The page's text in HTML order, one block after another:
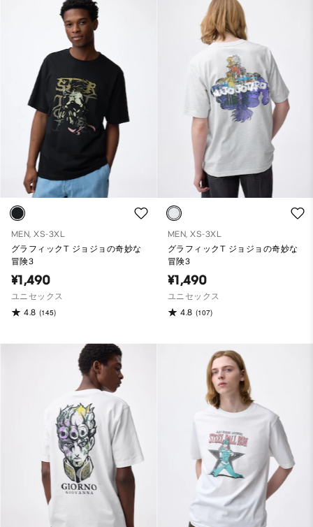
MEN, XS-3XL
グラフィックT ジョジョの奇妙な
冒険3
¥1,490
ユニセックス
4.8 (145)
MEN, XS-3XL
グラフィックT ジョジョの奇妙な
冒険3
¥1,490
ユニセックス
4.8 (107)